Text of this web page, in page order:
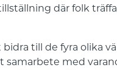
där folk
till de fyra olika
samarbete med